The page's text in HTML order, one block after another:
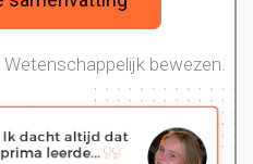
Wetenschappelijk bewezen.